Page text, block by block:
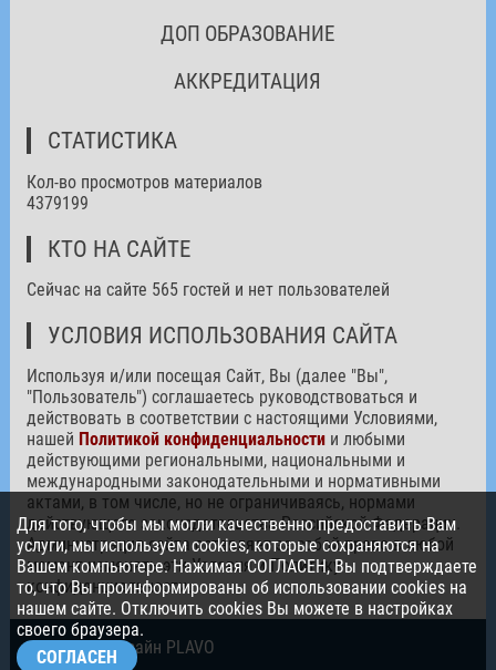
ДОП ОБРАЗОВАНИЕ
АККРЕДИТАЦИЯ
СТАТИСТИКА
Кол-во просмотров материалов
4379199
КТО НА САЙТЕ
Сейчас на сайте 565 гостей и нет пользователей
УСЛОВИЯ ИСПОЛЬЗОВАНИЯ САЙТА
Используя и/или посещая Сайт, Вы (далее "Вы",
"Пользователь") соглашаетесь руководствоваться и
действовать в соответствии с настоящими Условиями,
нашей Политикой конфиденциальностии любыми
действующими региональными, национальными и
международными законодательными и нормативными
актами, в том числе, но не ограничиваясь, нормами
действующего законодательства Российской Федерации.
Администрация сайта оставляет за собой право в любой
момент изменять эти Условия и Политику
конфиденциальности.
© 2026. Дизайн PLAVO
Для того, чтобы мы могли качественно предоставить Вам
услуги, мы используем cookies, которые сохраняются на
Вашем компьютере. Нажимая СОГЛАСЕН, Вы подтверждаете
то, что Вы проинформированы об использовании cookies на
нашем сайте. Отключить cookies Вы можете в настройках
своего браузера.
СОГЛАСЕН